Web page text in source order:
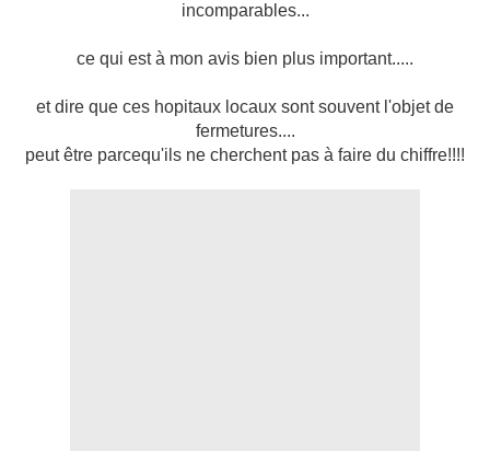
incomparables...
ce qui est à mon avis bien plus important.....
et dire que ces hopitaux locaux sont souvent l'objet de
fermetures....
peut être parcequ'ils ne cherchent pas à faire du chiffre!!!!